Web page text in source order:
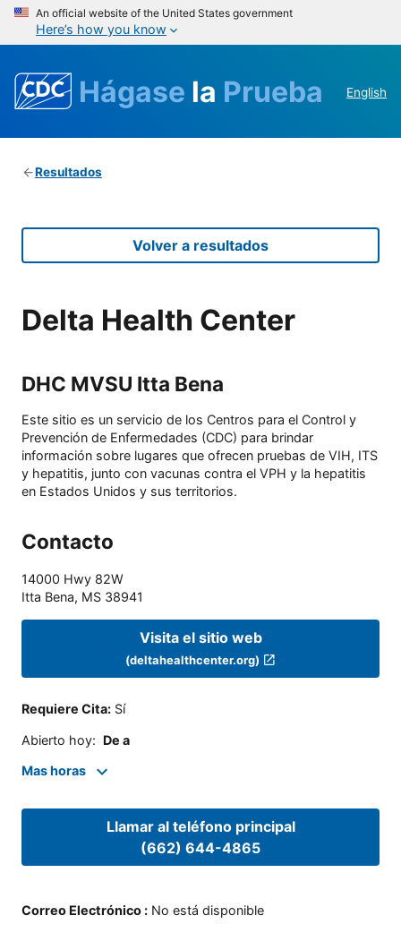
An official website of the United States government
Here’s how you know
Hágase la Prueba English
Resultados
Volver a resultados
Delta Health Center
DHC MVSU Itta Bena
Este sitio es un servicio de los Centros para el Control y
Prevención de Enfermedades (CDC) para brindar
información sobre lugares que ofrecen pruebas de VIH, ITS
y hepatitis, junto con vacunas contra el VPH y la hepatitis
en Estados Unidos y sus territorios.
Contacto
14000 Hwy 82W
Itta Bena, MS 38941
Visita el sitio web
(deltahealthcenter.org)
Requiere Cita: Sí
Abierto hoy: De a
Mas horas
Llamar al teléfono principal
(662) 644-4865
Correo Electrónico : No está disponible